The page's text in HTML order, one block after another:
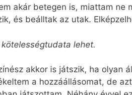
akár betegen is, miattam ne
és beálltak az utak.
kötelességtudata lehet.
akkor is játszik, ha olyan
a hozzáállásomat, de